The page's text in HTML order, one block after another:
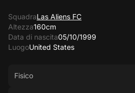
SquadraLas Aliens FC
Altezza160cm
Data di nascita05/10/1999
LuogoUnited States
Fisico